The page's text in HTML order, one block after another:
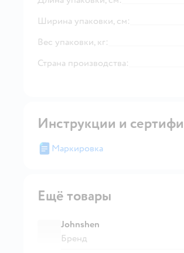
Ширина упаковки, см:
Вес упаковки, кг:
Страна производства:
Инструкции и
Маркировка
Ещё товары
Johnshen
Бренд